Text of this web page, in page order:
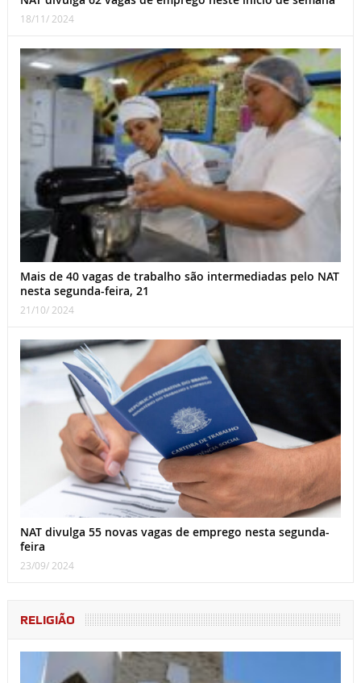
18/11/ 2024
Mais de 40 vagas de trabalho são intermediadas pelo NAT
nesta segunda-feira, 21
21/10/ 2024
NAT divulga 55 novas vagas de emprego nesta segunda-
feira
23/09/ 2024
RELIGIÃO